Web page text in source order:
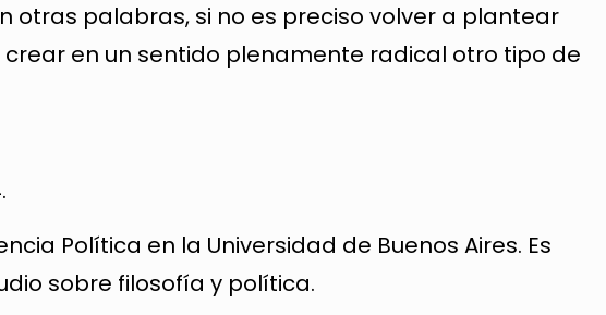
otras palabras, si no es preciso volver a plantear
crear en un sentido plenamente radical otro tipo de
Política en la Universidad de Buenos Aires. Es
sobre filosofía y política.